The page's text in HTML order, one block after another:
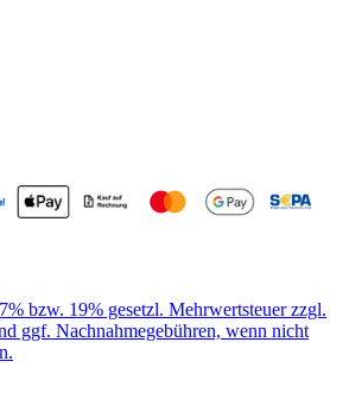
bzw. 19% gesetzl. Mehrwertsteuer zzgl.
ggf. Nachnahmegebühren, wenn nicht